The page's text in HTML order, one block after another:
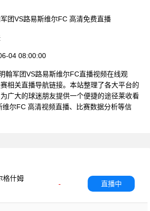
团VS路易斯维尔FC 高清免费直播
04 08:00:00
翰军团VS路易斯维尔FC直播视频在线观
相关直播导航链接。本站整理了各大平台的
广大的球迷朋友提供一个便捷的途径莱收看
维尔FC 高清视频直播、比赛数据分析等信
格什姆
-
直播中